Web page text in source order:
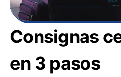
Consignas
en 3 pasos